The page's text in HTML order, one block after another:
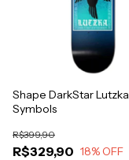
Shape DarkStar Lutzka
Symbols
R$329,90
R$399,90
18% OFF